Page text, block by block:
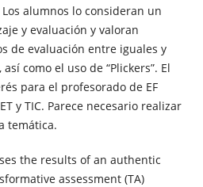
alumnos lo consideran un
y evaluación y valoran
de evaluación entre iguales y
como el uso de “Plickers”. El
para el profesorado de EF
y TIC. Parece necesario realizar
temática.
the results of an authentic
assessment (TA)